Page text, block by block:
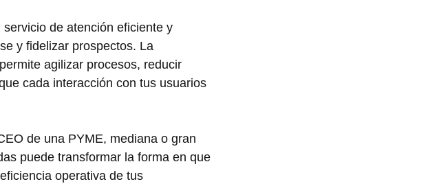
de atención eficiente y
y fidelizar prospectos. La
permite agilizar procesos, reducir
cada interacción con tus usuarios
de una PYME, mediana o gran
puede transformar la forma en que
operativa de tus